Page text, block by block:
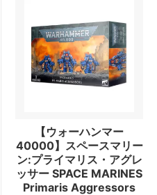
【ウォーハンマー
40000】スペースマリー
ン:プライマリス・アグレ
ッサー SPACE MARINES
Primaris Aggressors